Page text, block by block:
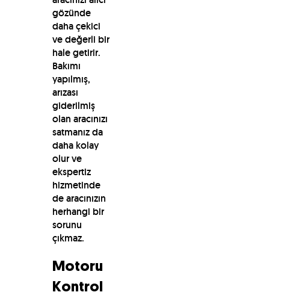
gözünde
daha çekici
ve değerli bir
hale getirir.
Bakımı
yapılmış,
arızası
giderilmiş
olan aracınızı
satmanız da
daha kolay
olur ve
ekspertiz
hizmetinde
de aracınızın
herhangi bir
sorunu
çıkmaz.
Motoru
Kontrol